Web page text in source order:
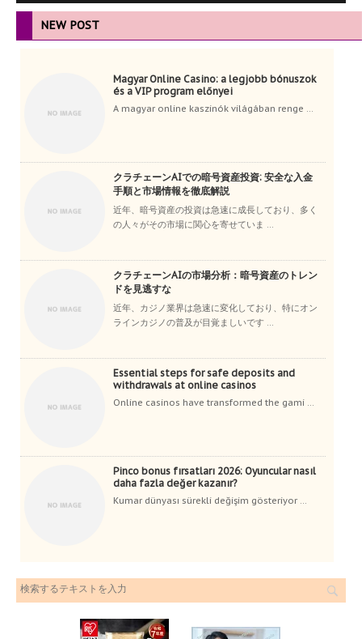
NEW POST
Magyar Online Casino: a legjobb bónuszok
és a VIP program előnyei
A magyar online kaszinók világában renge ...
クラチェーンAIでの暗号資産投資: 安全な入金
手順と市場情報を徹底解説
近年、暗号資産の投資は急速に成長しており、多く
の人々がその市場に関心を寄せていま ...
クラチェーンAIの市場分析：暗号資産のトレン
ドを見逃すな
近年、カジノ業界は急速に変化しており、特にオン
ラインカジノの普及が目覚ましいです ...
Essential steps for safe deposits and
withdrawals at online casinos
Online casinos have transformed the gami ...
Pinco bonus fırsatları 2026: Oyuncular nasıl
daha fazla değer kazanır?
Kumar dünyası sürekli değişim gösteriyor ...